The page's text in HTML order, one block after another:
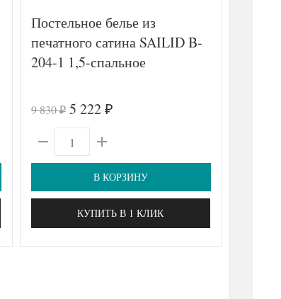
Постельное белье из
печатного сатина SAILID B-
204-1 1,5-спальное
9 830₽ 5 222 ₽
В КОРЗИНУ
КУПИТЬ В 1 КЛИК